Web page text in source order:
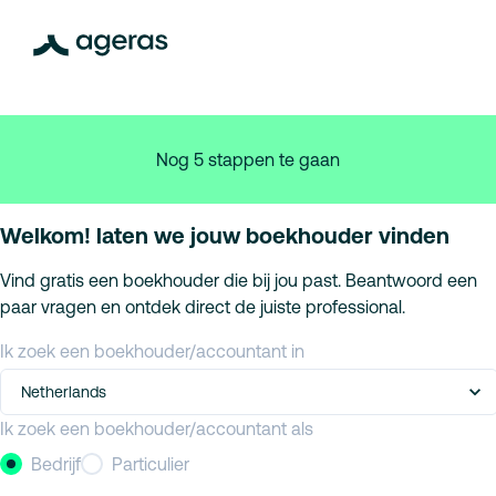
Nog 5 stappen te gaan
Welkom! laten we jouw boekhouder vinden
Vind gratis een boekhouder die bij jou past. Beantwoord een
paar vragen en ontdek direct de juiste professional.
Ik zoek een boekhouder/accountant in
Netherlands
Ik zoek een boekhouder/accountant als
Bedrijf
Particulier